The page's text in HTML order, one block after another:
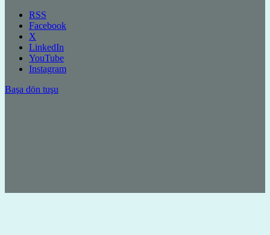
RSS
Facebook
X
LinkedIn
YouTube
Instagram
Başa dön tuşu